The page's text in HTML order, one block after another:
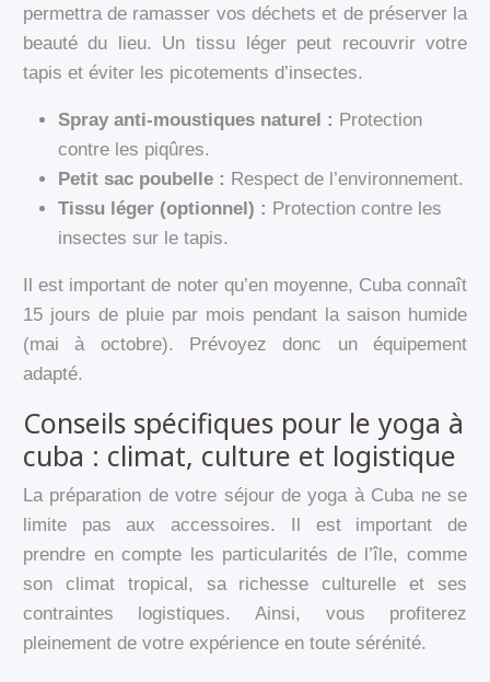
permettra de ramasser vos déchets et de préserver la
beauté du lieu. Un tissu léger peut recouvrir votre
tapis et éviter les picotements d’insectes.
Spray anti-moustiques naturel : Protection
contre les piqûres.
Petit sac poubelle : Respect de l’environnement.
Tissu léger (optionnel) : Protection contre les
insectes sur le tapis.
Il est important de noter qu’en moyenne, Cuba connaît
15 jours de pluie par mois pendant la saison humide
(mai à octobre). Prévoyez donc un équipement
adapté.
Conseils spécifiques pour le yoga à
cuba : climat, culture et logistique
La préparation de votre séjour de yoga à Cuba ne se
limite pas aux accessoires. Il est important de
prendre en compte les particularités de l’île, comme
son climat tropical, sa richesse culturelle et ses
contraintes logistiques. Ainsi, vous profiterez
pleinement de votre expérience en toute sérénité.